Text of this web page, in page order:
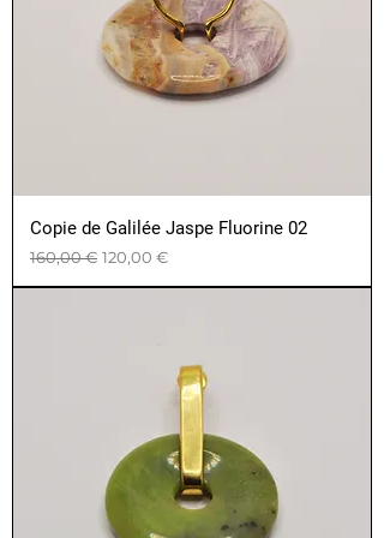
Copie de Galilée Jaspe Fluorine 02
Prix original
160,00 € Prix promotionnel
120,00 €